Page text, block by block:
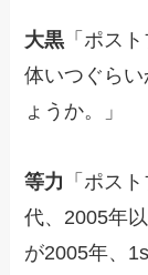
大黒 「ポス
体いつぐら
ょうか。」
等力 「ポス
代、2005年
が2005年、